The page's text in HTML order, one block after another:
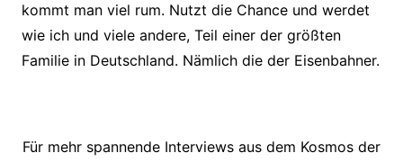
kommt man viel rum. Nutzt die Chance und werdet
wie ich und viele andere, Teil einer der größten
Familie in Deutschland. Nämlich die der Eisenbahner.
Für mehr spannende Interviews aus dem Kosmos der